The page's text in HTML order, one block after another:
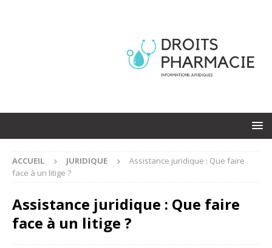
ACCUEIL JURIDIQUE
Assistance juridique : Que faire
face à un litige ?
Assistance juridique : Que faire
face à un litige ?